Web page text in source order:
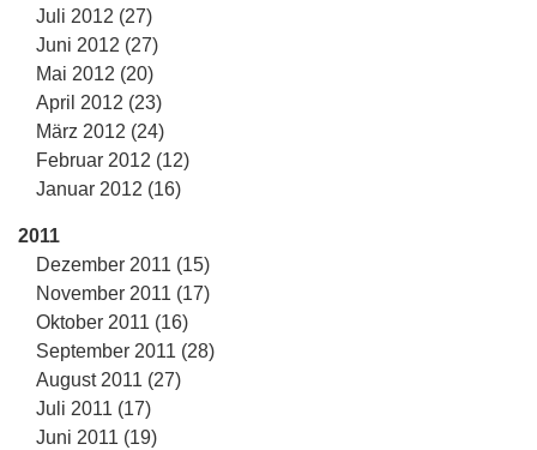
Juli 2012 (27)
Juni 2012 (27)
Mai 2012 (20)
April 2012 (23)
März 2012 (24)
Februar 2012 (12)
Januar 2012 (16)
2011
Dezember 2011 (15)
November 2011 (17)
Oktober 2011 (16)
September 2011 (28)
August 2011 (27)
Juli 2011 (17)
Juni 2011 (19)